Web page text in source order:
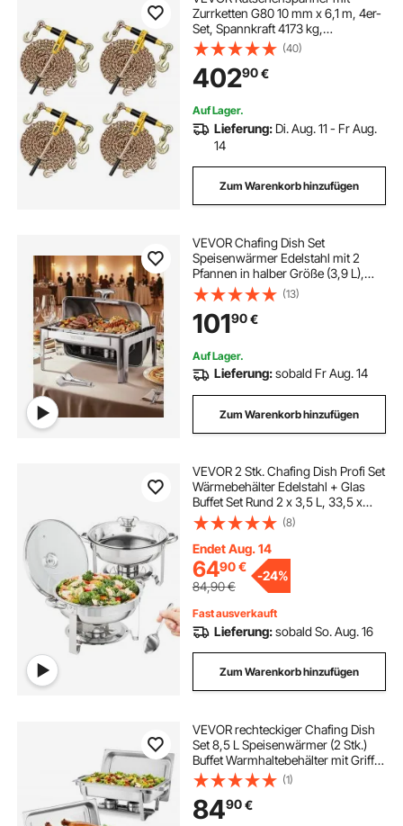
Zurrketten G80 10 mm x 6,1 m, 4er-
Set, Spannkraft 4173 kg,
Transportkettenbefestigungen,
Kettenbinder zur
Ladungssicherung, Transport,
Pritschenanhänger
(40)
40290€
Auf Lager.
Lieferung: Di. Aug. 11 - Fr Aug.
14
Zum Warenkorb hinzufügen
VEVOR Chafing Dish Set
Speisenwärmer Edelstahl mit 2
Pfannen in halber Größe (3,9 L),
rechteckiger Wärmespender mit
sichtbarem Deckel &
Wasserpfannenständer &
Brennstoffhalter, für Partys Silber
(13)
10190€
Auf Lager.
Lieferung:sobald Fr Aug. 14
Zum Warenkorb hinzufügen
VEVOR 2 Stk. Chafing Dish Profi Set
Wärmebehälter Edelstahl + Glas
Buffet Set Rund 2 x 3,5 L, 33,5 x
33,5 x 7 cm Jeder Behälter,
Speisewärmer für Buffets,
Familienfeiern, Bankette,
Hochzeiten usw.
(8)
Endet Aug. 14
6490€
84,90€
-24%
Fast ausverkauft
Lieferung:sobald So. Aug. 16
Zum Warenkorb hinzufügen
VEVOR rechteckiger Chafing Dish
Set 8,5 L Speisenwärmer (2 Stk.)
Buffet Warmhaltebehälter mit Griff &
1 Lebensmittelzange & Deckel &
Brennstoffhalter, geeignet für
Bankett Party Hochzeit Silber
(1)
8490€